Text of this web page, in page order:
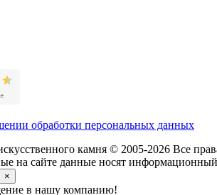
обработки персональных данных
камня © 2005-2026 Все
на сайте данные носят
×
в нашу компанию!